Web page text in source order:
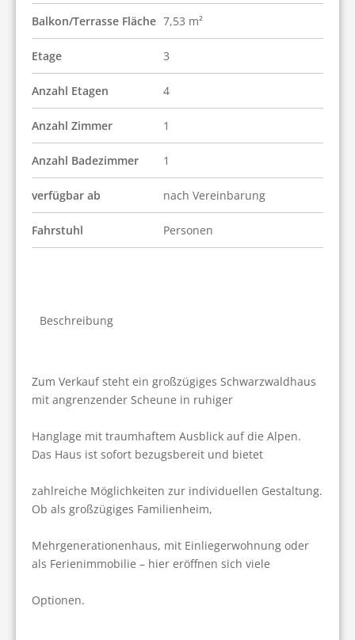
Balkon/Terrasse Fläche 7,53 m²
Etage 3
Anzahl Etagen 4
Anzahl Zimmer 1
Anzahl Badezimmer 1
verfügbar ab nach Vereinbarung
Fahrstuhl Personen
Beschreibung
Zum Verkauf steht ein großzügiges Schwarzwaldhaus
mit angrenzender Scheune in ruhiger
Hanglage mit traumhaftem Ausblick auf die Alpen.
Das Haus ist sofort bezugsbereit und bietet
zahlreiche Möglichkeiten zur individuellen Gestaltung.
Ob als großzügiges Familienheim,
Mehrgenerationenhaus, mit Einliegerwohnung oder
als Ferienimmobilie – hier eröffnen sich viele
Optionen.